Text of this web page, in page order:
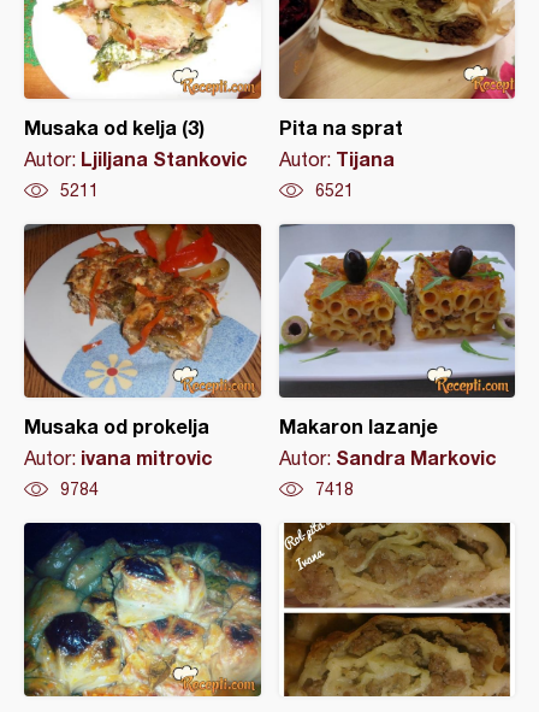
Musaka od kelja (3)
Autor: Ljiljana Stankovic
5211
Pita na sprat
Autor: Tijana
6521
Musaka od prokelja
Autor: ivana mitrovic
9784
Makaron lazanje
Autor: Sandra Markovic
7418